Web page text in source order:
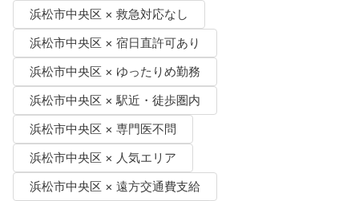
浜松市中央区 × 救急対応なし
浜松市中央区 × 宿日直許可あり
浜松市中央区 × ゆったりめ勤務
浜松市中央区 × 駅近・徒歩圏内
浜松市中央区 × 専門医不問
浜松市中央区 × 人気エリア
浜松市中央区 × 遠方交通費支給